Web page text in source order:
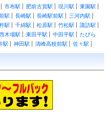
市布駅 肥前古賀駅 現川駅
東園駅
駅 長崎駅 長崎駅前駅
三河内駅
駅 千綿駅 松原駅 竹松駅
諏訪駅
木場駅 東田平駅 中田平駅
たびら
駅 神田駅 清峰高校前駅
佐々駅
石駅 泉福寺駅 山の田駅
北佐世保
町駅 三会駅 島原駅
島鉄本社前駅
崎駅 蒲河駅 有家駅
海水浴場前駅 加津佐駅
口町駅 大学病院前駅
思案橋駅 正覚寺下駅